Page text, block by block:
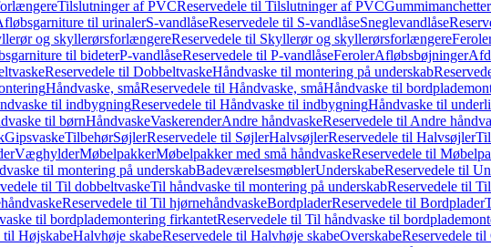
Tilslutninger af PVCReservedele til Tilslutninger af PVC
til urinalerS-vandlåseReservedele til S-vandlåseSneglevandlåse
og skyllerørsforlængereReservedele til Skyllerør og skyllerørsforlængere
til bideterP-vandlåseReservedele til P-vandlåseFerolerAfløbsbøjninger
Reservedele til DobbeltvaskeHåndvaske til montering på underskab
Håndvaske, småReservedele til Håndvaske, småHåndvaske til
til indbygningReservedele til Håndvaske til indbygningHåndvaske til
til børnHåndvaskeVaskerenderAndre håndvaskeReservedele til Andre
GipsvaskeTilbehørSøjlerReservedele til SøjlerHalvsøjlerReservedele til Halvsøjler
VæghylderMøbelpakkerMøbelpakker med små håndvaskeReservedele til
til montering på underskabBadeværelsesmøblerUnderskabeReservedele til
til Til dobbeltvaskeTil håndvaske til montering på underskabReservedele til
Reservedele til Til hjørnehåndvaskeBordpladerReservedele til Bordplader
til bordplademontering firkantetReservedele til Til håndvaske til
til HøjskabeHalvhøje skabeReservedele til Halvhøje skabeOverskabeReservedele til